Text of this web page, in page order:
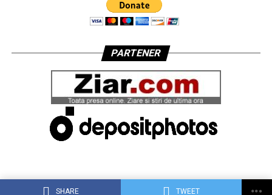
SHARE TWEET
PARTENER